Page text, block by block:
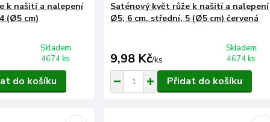
k našití a nalepení
(Ø5 cm)
Skladem
4674 ks
do košíku
Saténový květ růže k našití a nalepení
Ø5; 6 cm, střední, 5 (Ø5 cm) červená
9,98 Kč/ks
Skladem
4674 ks
Přidat do košíku